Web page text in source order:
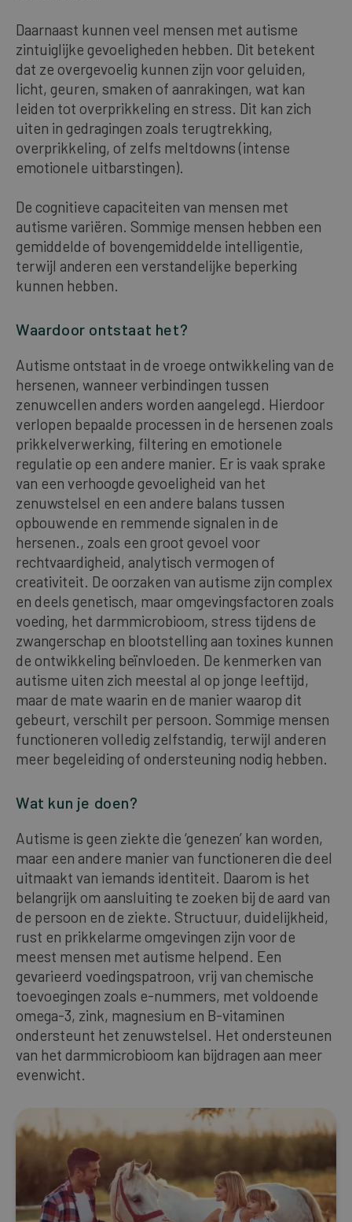
Daarnaast kunnen veel mensen met autisme
zintuiglijke gevoeligheden hebben. Dit betekent
dat ze overgevoelig kunnen zijn voor geluiden,
licht, geuren, smaken of aanrakingen, wat kan
leiden tot overprikkeling en stress. Dit kan zich
uiten in gedragingen zoals terugtrekking,
overprikkeling, of zelfs meltdowns (intense
emotionele uitbarstingen).
De cognitieve capaciteiten van mensen met
autisme variëren. Sommige mensen hebben een
gemiddelde of bovengemiddelde intelligentie,
terwijl anderen een verstandelijke beperking
kunnen hebben.
Waardoor ontstaat het?
Autisme ontstaat in de vroege ontwikkeling van de
hersenen, wanneer verbindingen tussen
zenuwcellen anders worden aangelegd. Hierdoor
verlopen bepaalde processen in de hersenen zoals
prikkelverwerking, filtering en emotionele
regulatie op een andere manier. Er is vaak sprake
van een verhoogde gevoeligheid van het
zenuwstelsel en een andere balans tussen
opbouwende en remmende signalen in de
hersenen., zoals een groot gevoel voor
rechtvaardigheid, analytisch vermogen of
creativiteit. De oorzaken van autisme zijn complex
en deels genetisch, maar omgevingsfactoren zoals
voeding, het darmmicrobioom, stress tijdens de
zwangerschap en blootstelling aan toxines kunnen
de ontwikkeling beïnvloeden. De kenmerken van
autisme uiten zich meestal al op jonge leeftijd,
maar de mate waarin en de manier waarop dit
gebeurt, verschilt per persoon. Sommige mensen
functioneren volledig zelfstandig, terwijl anderen
meer begeleiding of ondersteuning nodig hebben.
Wat kun je doen?
Autisme is geen ziekte die ‘genezen’ kan worden,
maar een andere manier van functioneren die deel
uitmaakt van iemands identiteit. Daarom is het
belangrijk om aansluiting te zoeken bij de aard van
de persoon en de ziekte. Structuur, duidelijkheid,
rust en prikkelarme omgevingen zijn voor de
meest mensen met autisme helpend. Een
gevarieerd voedingspatroon, vrij van chemische
toevoegingen zoals e-nummers, met voldoende
omega-3, zink, magnesium en B-vitaminen
ondersteunt het zenuwstelsel. Het ondersteunen
van het darmmicrobioom kan bijdragen aan meer
evenwicht.